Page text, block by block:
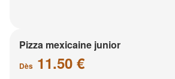
Pizza mexicaine junior
Dès 11.50 €